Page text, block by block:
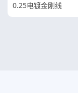
0.25电镀金刚线